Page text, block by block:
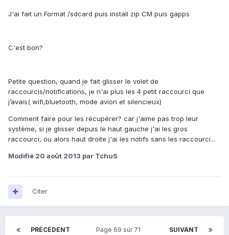
J'ai fait un Format /sdcard puis install zip CM puis gapps
C'est bon?
Petite question, quand je fait glisser le volet de
raccourcis/notifications, je n'ai plus les 4 petit raccourci que
j’avais( wifi,bluetooth, mode avion et silencieux)
Comment faire pour les récupérer? car j'aime pas trop leur
système, si je glisser depuis le haut gauche j'ai les gros
raccourci, ou alors haut droite j'ai les notifs sans les raccourci...
Modifié 20 août 2013 par TchuS
Citer
PRÉCÉDENT SUIVANT
Page 69 sur 71